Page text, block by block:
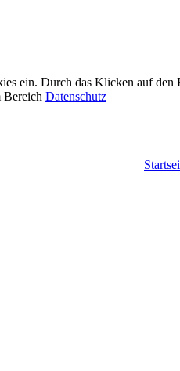
ein. Durch das Klicken auf
Bereich Datenschutz